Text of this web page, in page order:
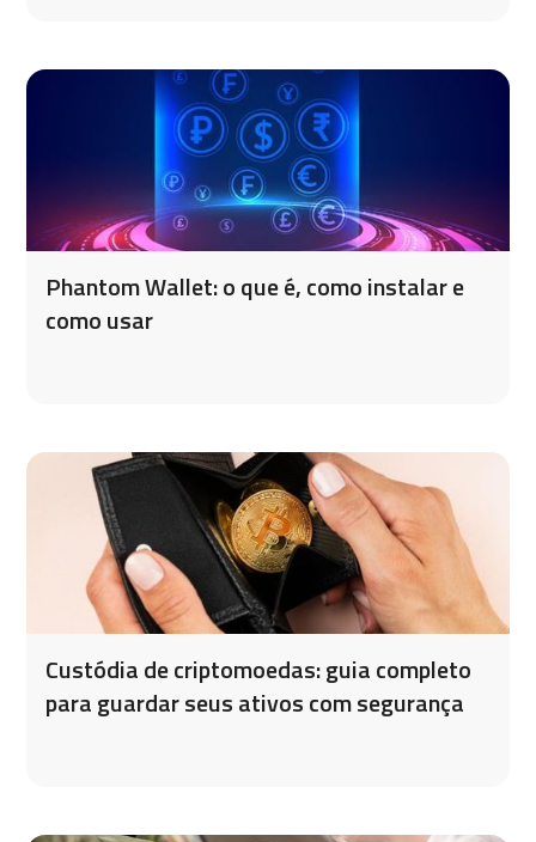
Phantom Wallet: o que é, como instalar e
como usar
Custódia de criptomoedas: guia completo
para guardar seus ativos com segurança